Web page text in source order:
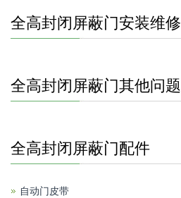
全高封闭屏蔽门安装维修
全高封闭屏蔽门其他问题
全高封闭屏蔽门配件
自动门皮带